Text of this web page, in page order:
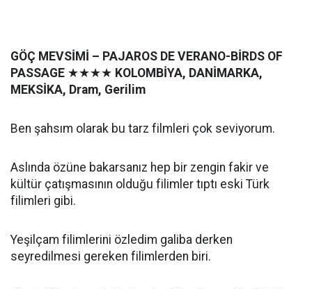
GÖÇ MEVSİMİ – PAJAROS DE VERANO-BİRDS OF
PASSAGE ★★★★ KOLOMBİYA, DANİMARKA,
MEKSİKA, Dram, Gerilim
Ben şahsım olarak bu tarz filmleri çok seviyorum.
Aslında özüne bakarsanız hep bir zengin fakir ve
kültür çatışmasının olduğu filimler tıptı eski Türk
filimleri gibi.
Yeşilçam filimlerini özledim galiba derken
seyredilmesi gereken filimlerden biri.